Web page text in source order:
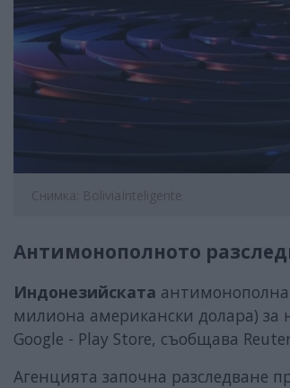
Снимка: BoliviaInteligente
Антимонополното
Индонезийската
милиона американски долара) за
Google - Play Store, съобщава
Агенцията започна разследване